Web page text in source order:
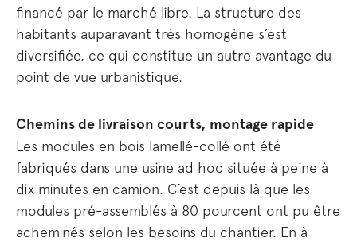
financé par le marché libre. La structure des
habitants auparavant très homogène s’est
diversifiée, ce qui constitue un autre avantage du
point de vue urbanistique.
Chemins de livraison courts, montage rapide
Les modules en bois lamellé-collé ont été
fabriqués dans une usine ad hoc située à peine à
dix minutes en camion. C’est depuis là que les
modules pré-assemblés à 80 pourcent ont pu être
acheminés selon les besoins du chantier. En à